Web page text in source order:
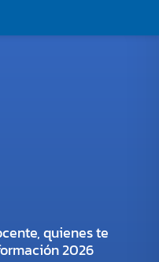
quienes te
2026